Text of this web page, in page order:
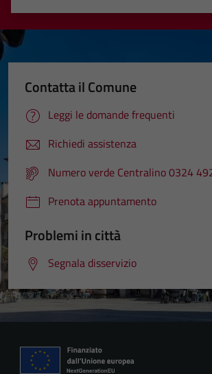
Valuta 5 stelle su 5
Valuta 4 stelle su 5
Valuta 3 stelle su 5
Valuta 2 stelle su 5
Valuta 1 stelle su 5
Contatta il Comune
Leggi le domande frequenti
Richiedi assistenza
Numero verde Centralino 0324
Prenota appuntamento
Problemi in città
Segnala disservizio